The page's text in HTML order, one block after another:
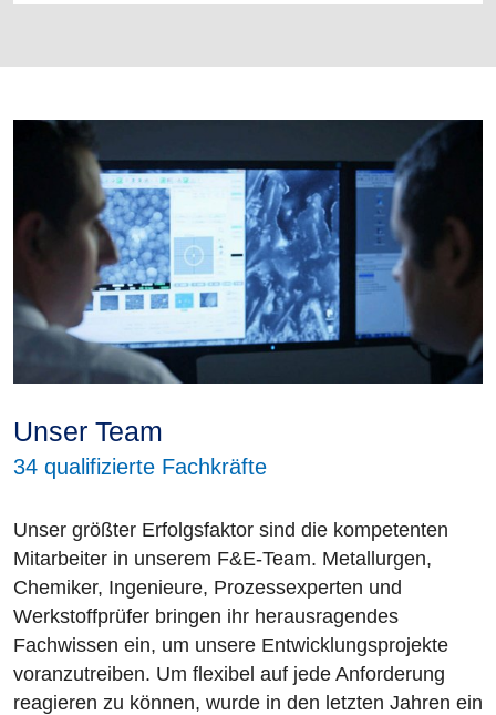
Unser Team
34 qualifizierte Fachkräfte
Unser größter Erfolgsfaktor sind die kompetenten
Mitarbeiter in unserem F&E-Team. Metallurgen,
Chemiker, Ingenieure, Prozessexperten und
Werkstoffprüfer bringen ihr herausragendes
Fachwissen ein, um unsere Entwicklungsprojekte
voranzutreiben. Um flexibel auf jede Anforderung
reagieren zu können, wurde in den letzten Jahren ein